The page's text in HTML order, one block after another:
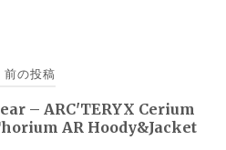
前の投稿
– ARC'TERYX Cerium
AR Hoody&Jacket